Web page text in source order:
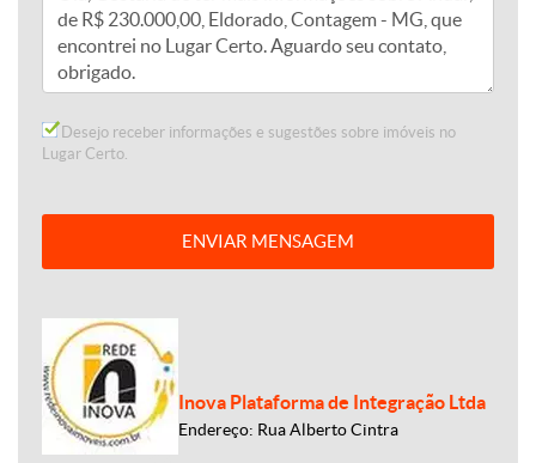
Desejo receber informações e sugestões sobre imóveis no
Lugar Certo.
ENVIAR MENSAGEM
Inova Plataforma de Integração Ltda
Endereço: Rua Alberto Cintra